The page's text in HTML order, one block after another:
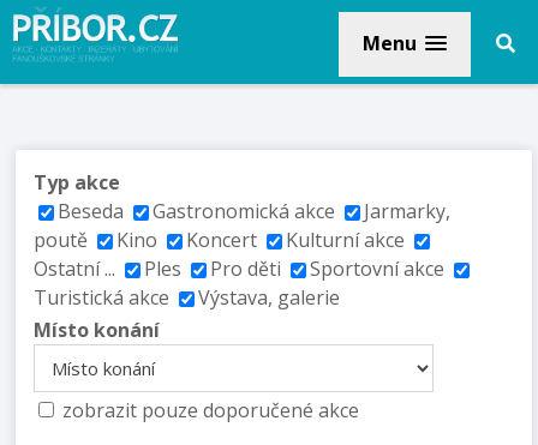
Menu
Typ akce
Beseda
Gastronomická akce
Jarmarky,
poutě
Kino Koncert
Kulturní akce
Ostatní ...
Ples Pro děti
Sportovní akce
Turistická akce
Výstava, galerie
Místo konání
zobrazit pouze doporučené akce